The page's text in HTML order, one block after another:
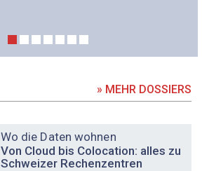
» MEHR DOSSIERS
Wo die Daten wohnen
Von Cloud bis Colocation: alles zu
Schweizer Rechenzentren